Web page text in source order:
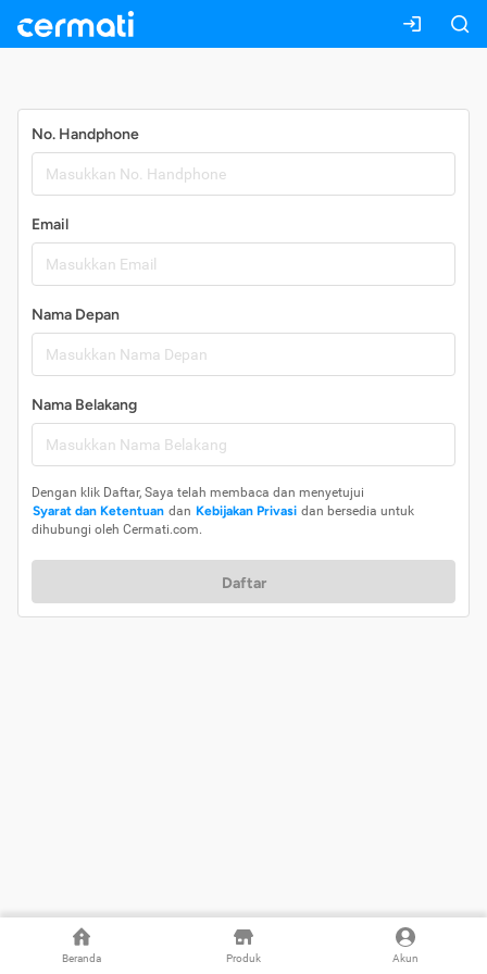
Beranda Produk Akun
No. Handphone
Email
Nama Depan
Nama Belakang
Dengan klik Daftar, Saya telah membaca dan menyetujui
Syarat dan Ketentuan dan Kebijakan Privasi dan bersedia untuk
dihubungi oleh Cermati.com.
Daftar